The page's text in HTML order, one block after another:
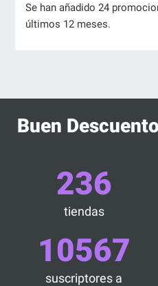
Se han añadido 24
últimos 12 meses.
Buen
236
tiendas
10567
suscriptores a